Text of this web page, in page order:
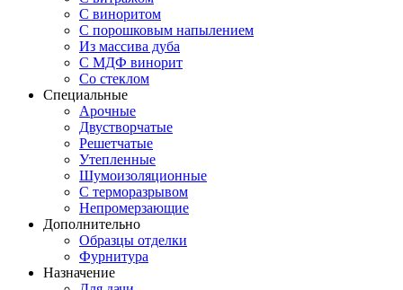
С виноритом
С порошковым напылением
Из массива дуба
С МДФ винорит
Со стеклом
Специальные
Арочные
Двустворчатые
Решетчатые
Утепленные
Шумоизоляционные
С терморазрывом
Непромерзающие
Дополнительно
Образцы отделки
Фурнитура
Назначение